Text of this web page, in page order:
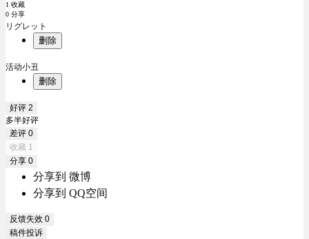
1 收藏
0 分享
リグレット
删除
活动小丑
删除
好评 2
多半好评
差评 0
收藏 1
分享 0
分享到 微博
分享到 QQ空间
反馈失效 0
稿件投诉